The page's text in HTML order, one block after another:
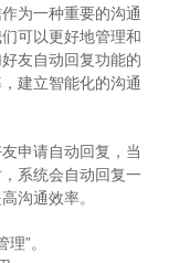
为一种重要的沟通
可以更好地管理和
友自动回复功能的
建立智能化的沟通
申请自动回复，当
系统会自动回复一
沟通效率。
”。